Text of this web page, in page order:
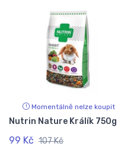
Momentálně nelze koupit
Nutrin Nature Králík 750g
99 Kč 107 Kč